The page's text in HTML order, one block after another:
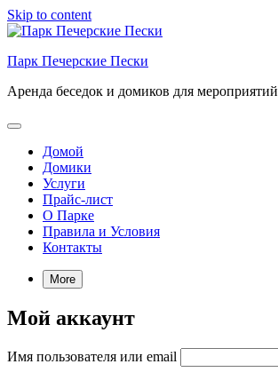
Skip to content
Парк Печерские Пески
Аренда беседок и домиков для мероприятий
Домой
Домики
Услуги
Прайс-лист
О Парке
Правила и Условия
Контакты
More
Мой аккаунт
Имя пользователя или email